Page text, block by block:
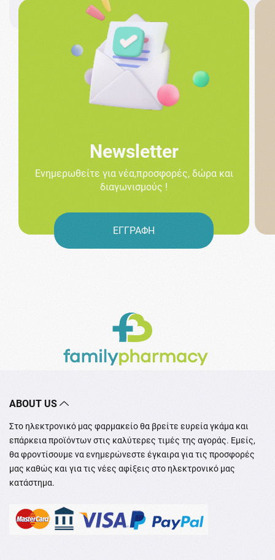
Newsletter
Ενημερωθείτε για νέα,προσφορές, δώρα και
διαγωνισμούς !
ΕΓΓΡΑΦΗ
ABOUT US
Στο ηλεκτρονικό μας φαρμακείο θα βρείτε ευρεία γκάμα και
επάρκεια προϊόντων στις καλύτερες τιμές της αγοράς. Εμείς,
θα φροντίσουμε να ενημερώνεστε έγκαιρα για τις προσφορές
μας καθώς και για τις νέες αφίξεις στο ηλεκτρονικό μας
κατάστημα.